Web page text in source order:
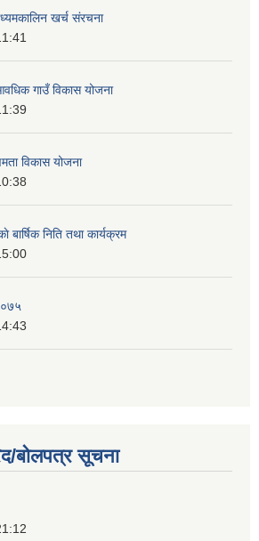
खर्च संरचना
गाउँ विकास योजना
विकास योजना
निति तथा कार्यक्रम
बोलपत्र सूचना